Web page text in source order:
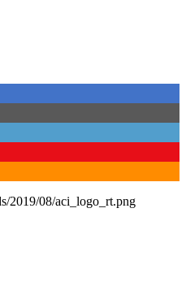
2019/08/aci_logo_rt.png